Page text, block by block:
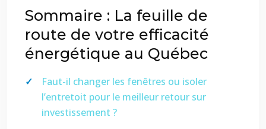
Sommaire : La feuille de
route de votre efficacité
énergétique au Québec
Faut-il changer les fenêtres ou isoler
l’entretoit pour le meilleur retour sur
investissement ?